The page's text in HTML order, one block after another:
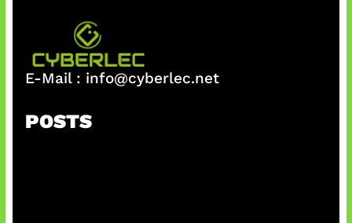
E-Mail : info@cyberlec.net
POSTS